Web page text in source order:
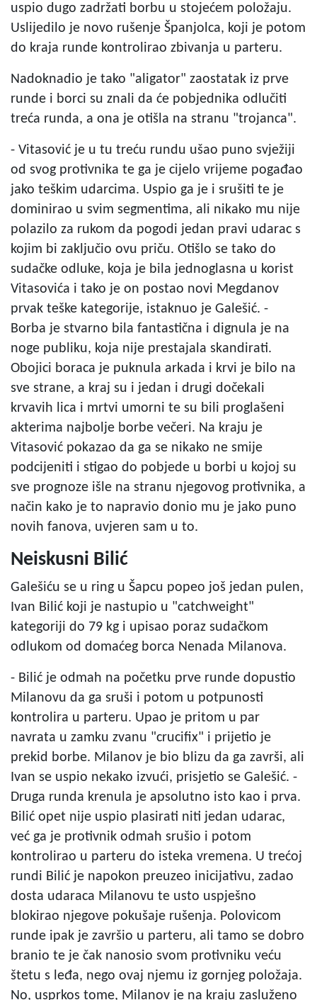
uspio dugo zadržati borbu u stojećem položaju.
Uslijedilo je novo rušenje Španjolca, koji je potom
do kraja runde kontrolirao zbivanja u parteru.
Nadoknadio je tako "aligator" zaostatak iz prve
runde i borci su znali da će pobjednika odlučiti
treća runda, a ona je otišla na stranu "trojanca".
- Vitasović je u tu treću rundu ušao puno svježiji
od svog protivnika te ga je cijelo vrijeme pogađao
jako teškim udarcima. Uspio ga je i srušiti te je
dominirao u svim segmentima, ali nikako mu nije
polazilo za rukom da pogodi jedan pravi udarac s
kojim bi zaključio ovu priču. Otišlo se tako do
sudačke odluke, koja je bila jednoglasna u korist
Vitasovića i tako je on postao novi Megdanov
prvak teške kategorije, istaknuo je Galešić. -
Borba je stvarno bila fantastična i dignula je na
noge publiku, koja nije prestajala skandirati.
Obojici boraca je puknula arkada i krvi je bilo na
sve strane, a kraj su i jedan i drugi dočekali
krvavih lica i mrtvi umorni te su bili proglašeni
akterima najbolje borbe večeri. Na kraju je
Vitasović pokazao da ga se nikako ne smije
podcijeniti i stigao do pobjede u borbi u kojoj su
sve prognoze išle na stranu njegovog protivnika, a
način kako je to napravio donio mu je jako puno
novih fanova, uvjeren sam u to.
Neiskusni Bilić
Galešiću se u ring u Šapcu popeo još jedan pulen,
Ivan Bilić koji je nastupio u "catchweight"
kategoriji do 79 kg i upisao poraz sudačkom
odlukom od domaćeg borca Nenada Milanova.
- Bilić je odmah na početku prve runde dopustio
Milanovu da ga sruši i potom u potpunosti
kontrolira u parteru. Upao je pritom u par
navrata u zamku zvanu "crucifix" i prijetio je
prekid borbe. Milanov je bio blizu da ga završi, ali
Ivan se uspio nekako izvući, prisjetio se Galešić. -
Druga runda krenula je apsolutno isto kao i prva.
Bilić opet nije uspio plasirati niti jedan udarac,
već ga je protivnik odmah srušio i potom
kontrolirao u parteru do isteka vremena. U trećoj
rundi Bilić je napokon preuzeo inicijativu, zadao
dosta udaraca Milanovu te usto uspješno
blokirao njegove pokušaje rušenja. Polovicom
runde ipak je završio u parteru, ali tamo se dobro
branio te je čak nanosio svom protivniku veću
štetu s leđa, nego ovaj njemu iz gornjeg položaja.
No, usprkos tome, Milanov je na kraju zasluženo